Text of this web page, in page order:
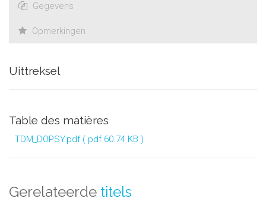
Gegevens
Opmerkingen
Uittreksel
Table des matières
TDM_DOPSY.pdf ( pdf 60.74 KB )
Gerelateerde titels